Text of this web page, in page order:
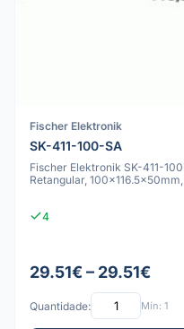
Fischer Elektronik
SK-411-100-SA
Fischer Elektronik SK-411-
Retangular,
4
29.51€ – 29.51€
Quantidade: Mín: 1